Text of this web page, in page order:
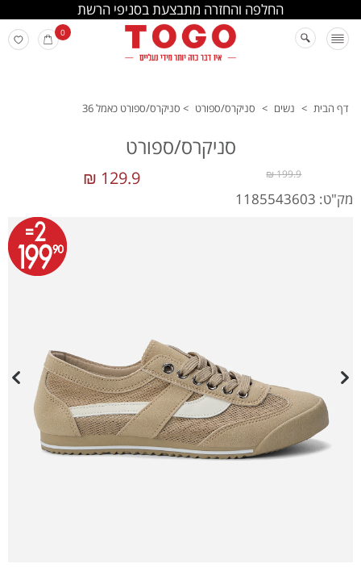
החלפה והחזרה מתבצעת בסניפי הרשת
0
דף הבית > נשים > סניקרס/ספורט > סניקרס/ספורט כאמל 36
סניקרס/ספורט
129.9 ₪ 199.9 ₪
מק"ט: 1185543603